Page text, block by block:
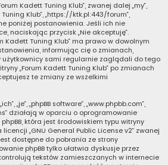
Kadett Tuning Klub”, zwanej dalej „my”,
Tuning Klub”, „https://ktk.pl:443/forum”,
poniżej postanowienia. Jeśli ich nie
naciskając przycisk „Nie akceptuję”.
Kadett Tuning Klub” ma prawo w dowolnym
informując cię o zmianach,
użytkownicy sami regularnie zaglądali do tego
„Forum Kadett Tuning Klub” po zmianach
te zmiany ze wszelkimi
„je”, „phpBB software”, „www.phpbb.com”,
działają w oparciu o oprogramowanie
która jest środowiskiem typu witryny
„GNU General Public License v2” zwanej
dostępne do pobrania ze strony
phpBB tylko ułatwia dyskusje przez
tekstów zamieszczanych w internecie